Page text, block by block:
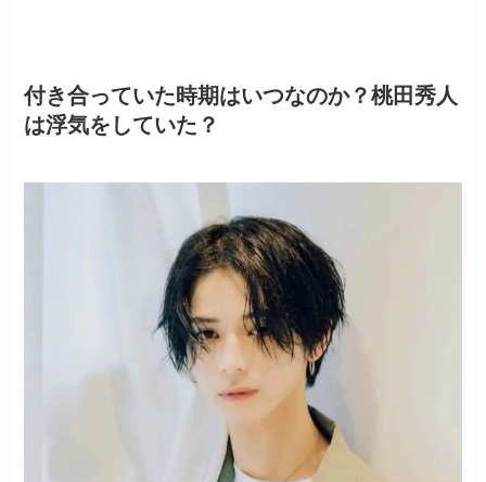
付き合っていた時期はいつなのか？桃田秀人
は浮気をしていた？